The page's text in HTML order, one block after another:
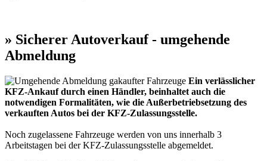
» Sicherer Autoverkauf - umgehende
Abmeldung
Ein verlässlicher
KFZ-Ankauf durch einen Händler, beinhaltet auch die
notwendigen Formalitäten, wie die Außerbetriebsetzung des
verkauften Autos bei der KFZ-Zulassungsstelle.
Noch zugelassene Fahrzeuge werden von uns innerhalb 3
Arbeitstagen bei der KFZ-Zulassungsstelle abgemeldet.